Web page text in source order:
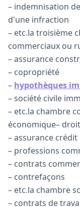
– indemnisation
d'une infraction
– etc.la troisième
commerciaux ou
– assurance
– copropriété
– hypothèques
– société civile
– etc.la chambre
économique–
– assurance crédit
– professions
– contrats
– contrefaçons
– etc.la chambre
– contrats de